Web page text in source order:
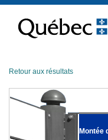
contenu
Retour aux résultats
Montée